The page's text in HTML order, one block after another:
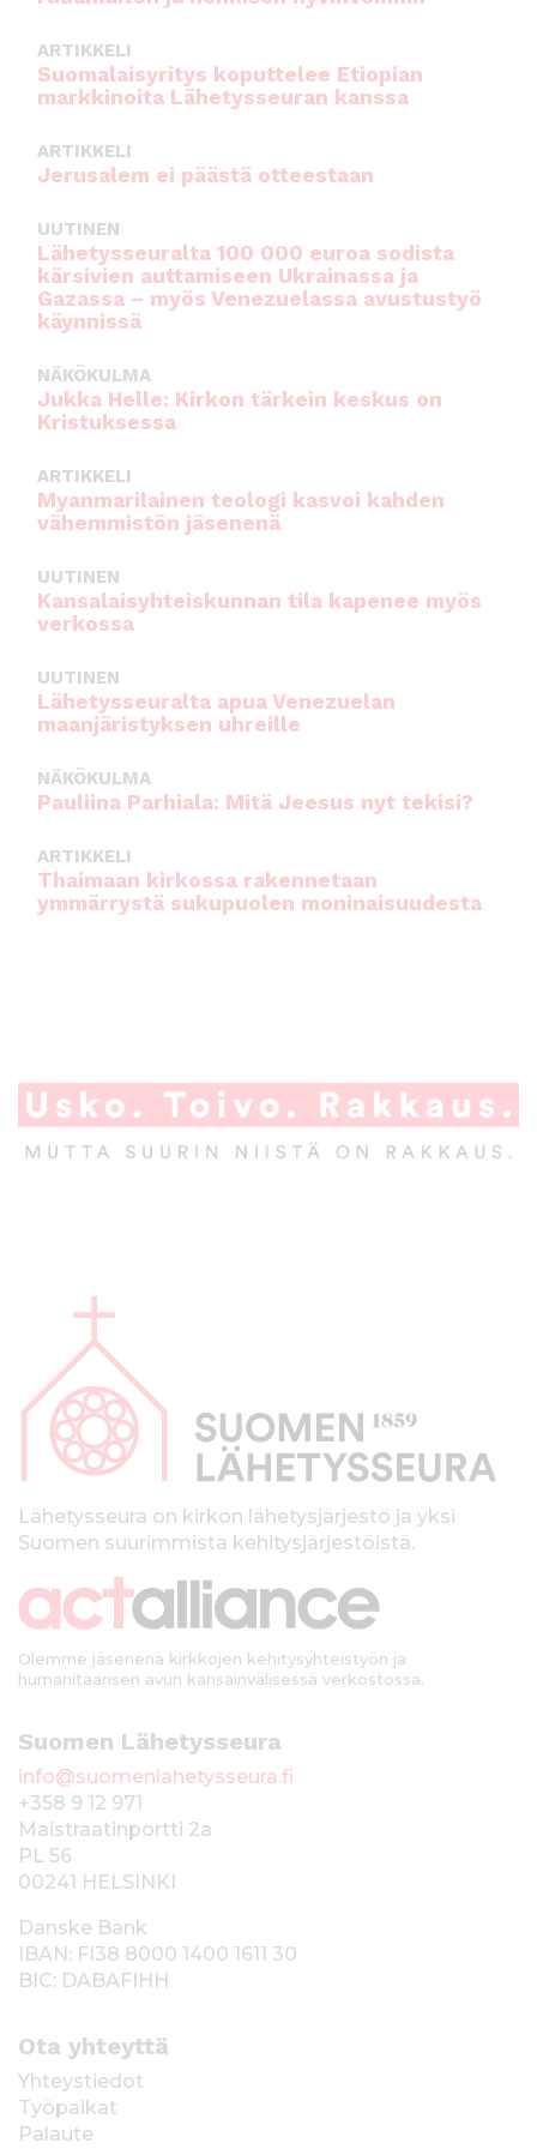
ARTIKKELI
Suomalaisyritys koputtelee Etiopian
markkinoita Lähetysseuran kanssa
ARTIKKELI
Jerusalem ei päästä otteestaan
UUTINEN
Lähetysseuralta 100 000 euroa sodista
kärsivien auttamiseen Ukrainassa ja
Gazassa – myös Venezuelassa avustustyö
käynnissä
NÄKÖKULMA
Jukka Helle: Kirkon tärkein keskus on
Kristuksessa
ARTIKKELI
Myanmarilainen teologi kasvoi kahden
vähemmistön jäsenenä
UUTINEN
Kansalaisyhteiskunnan tila kapenee myös
verkossa
UUTINEN
Lähetysseuralta apua Venezuelan
maanjäristyksen uhreille
NÄKÖKULMA
Pauliina Parhiala: Mitä Jeesus nyt tekisi?
ARTIKKELI
Thaimaan kirkossa rakennetaan
ymmärrystä sukupuolen moninaisuudesta
p
kLähetysseura on kirkon lähetysjärjestö ja yksi
Suomen suurimmista kehitysjärjestöistä.
Olemme jäsenenä kirkkojen kehitysyhteistyön ja
humanitaarisen avun kansainvälisessä verkostossa.
Suomen Lähetysseura
info@suomenlahetysseura.fi
+358 9 12 971
Maistraatinportti 2a
PL 56
00241 HELSINKI
Danske Bank
IBAN: FI38 8000 1400 1611 30
BIC: DABAFIHH
Ota yhteyttä
Yhteystiedot
Työpaikat
Palaute